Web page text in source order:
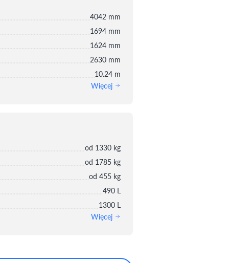
4042 mm
1694 mm
1624 mm
2630 mm
10.24 m
Więcej
od 1330 kg
od 1785 kg
od 455 kg
490 L
1300 L
Więcej